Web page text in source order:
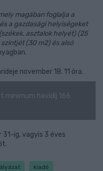
magában foglalja a
a gazdasági helyiségeket
asztalok helyét) (25
(30 m2) és alsó
november 18. 11 óra.
minimum havidíj 166
ig, vagyis 3 éves
kiadó